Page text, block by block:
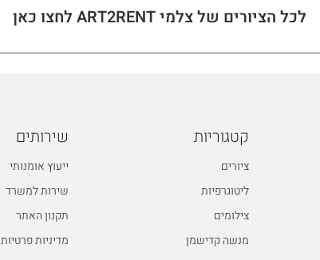
לכל הציורים של צלמי ART2RENT לחצו כאן
קטגוריות
ציורים
ליטוגרפיות
צילומים
מנשה קדישמן
שירותים
ייעוץ אומנותי
שירות למשרד
תקנון האתר
מדיניות פרטיות